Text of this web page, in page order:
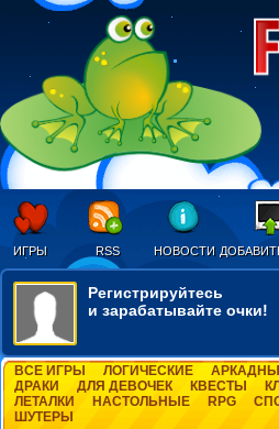
ИГРЫ RSS НОВОСТИ
Регистрируйтесь
и зарабатывайте очки!
ВСЕ ИГРЫ ЛОГИЧЕСКИЕ
ДРАКИ
ДЛЯ ДЕВОЧЕК КВЕСТЫ
ЛЕТАЛКИ
НАСТОЛЬНЫЕ RPG
ШУТЕРЫ